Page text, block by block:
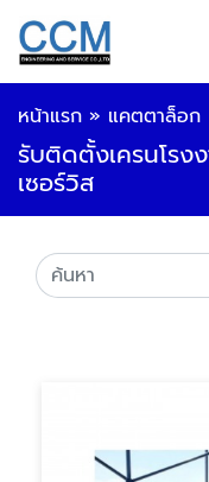
หน้าแรก » แคตตาล็อก
รับติดตั้งเครนโรง
เซอร์วิส